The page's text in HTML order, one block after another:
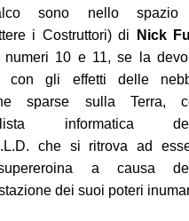
sono nello
i Costruttori) di
Nick
numeri 10 e 11, se la
con gli effetti delle
sparse sulla Terra,
informatica
che si ritrova ad
a causa
dei suoi poteri